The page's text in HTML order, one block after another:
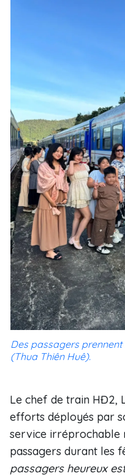
Des passagers
(Thua Thiên Huê).
Le chef de train HĐ2,
efforts déployés par
service irréprochable
passagers durant les
passagers heureux